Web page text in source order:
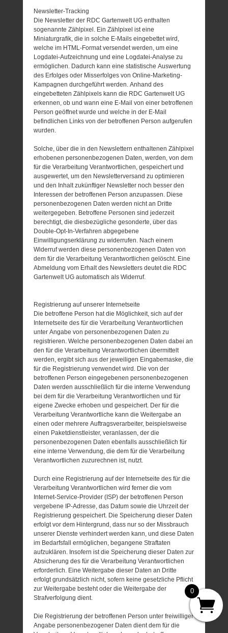
Newsletter-Tracking
Die Newsletter der RDC Gartenwelt UG enthalten
sogenannte Zählpixel. Ein Zählpixel ist eine
Miniaturgrafik, die in solche E-Mails eingebettet wird,
welche im HTML-Format versendet werden, um eine
Logdatei-Aufzeichnung und eine Logdatei-Analyse zu
ermöglichen. Dadurch kann eine statistische Auswertung
des Erfolges oder Misserfolges von Online-Marketing-
Kampagnen durchgeführt werden. Anhand des
eingebetteten Zählpixels kann die RDC Gartenwelt UG
erkennen, ob und wann eine E-Mail von einer betroffenen
Person geöffnet wurde und welche in der E-Mail
befindlichen Links von der betroffenen Person aufgerufen
wurden.
Solche, über die in den Newslettern enthaltenen Zählpixel
erhobenen personenbezogenen Daten, werden, von dem
für die Verarbeitung Verantwortlichen, gespeichert und
ausgewertet, um den Newsletterversand zu optimieren
und den Inhalt zukünftiger Newsletter noch besser den
Interessen der betroffenen Person anzupassen. Diese
personenbezogenen Daten werden nicht an Dritte
weitergegeben. Betroffene Personen sind jederzeit
berechtigt, die diesbezügliche gesonderte, über das
Double-Opt-In-Verfahren abgegebene
Einwilligungserklärung zu widerrufen. Nach einem
Widerruf werden diese personenbezogenen Daten von
dem für die Verarbeitung Verantwortlichen gelöscht. Eine
Abmeldung vom Erhalt des Newsletters deutet die RDC
Gartenwelt UG automatisch als Widerruf.
Registrierung auf unserer Internetseite
Die betroffene Person hat die Möglichkeit, sich auf der
Internetseite des für die Verarbeitung Verantwortlichen
unter Angabe von personenbezogenen Daten zu
registrieren. Welche personenbezogenen Daten dabei an
den für die Verarbeitung Verantwortlichen übermittelt
werden, ergibt sich aus der jeweiligen Eingabemaske, die
für die Registrierung verwendet wird. Die von der
betroffenen Person eingegebenen personenbezogenen
Daten werden ausschließlich für die interne Verwendung
bei dem für die Verarbeitung Verantwortlichen und für
eigene Zwecke erhoben und gespeichert. Der für die
Verarbeitung Verantwortliche kann die Weitergabe an
einen oder mehrere Auftragsverarbeiter, beispielsweise
einen Paketdienstleister, veranlassen, der die
personenbezogenen Daten ebenfalls ausschließlich für
eine interne Verwendung, die dem für die Verarbeitung
Verantwortlichen zuzurechnen ist, nutzt.
Durch eine Registrierung auf der Internetseite des für die
Verarbeitung Verantwortlichen wird ferner die vom
Internet-Service-Provider (ISP) der betroffenen Person
vergebene IP-Adresse, das Datum sowie die Uhrzeit der
Registrierung gespeichert. Die Speicherung dieser Daten
erfolgt vor dem Hintergrund, dass nur so der Missbrauch
unserer Dienste verhindert werden kann, und diese Daten
im Bedarfsfall ermöglichen, begangene Straftaten
aufzuklären. Insofern ist die Speicherung dieser Daten zur
Absicherung des für die Verarbeitung Verantwortlichen
erforderlich. Eine Weitergabe dieser Daten an Dritte
erfolgt grundsätzlich nicht, sofern keine gesetzliche Pflicht
zur Weitergabe besteht oder die Weitergabe der
Strafverfolgung dient.
Die Registrierung der betroffenen Person unter freiwilliger
Angabe personenbezogener Daten dient dem für die
0